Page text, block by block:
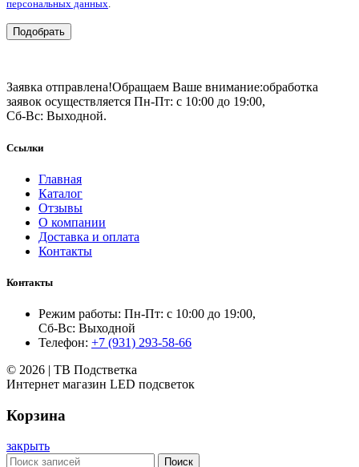
персональных данных.
Подобрать
Заявка отправлена!Обращаем Ваше внимание:обработка
заявок осуществляется Пн-Пт: с 10:00 до 19:00,
Сб-Вс: Выходной.
Ссылки
Главная
Каталог
Отзывы
О компании
Доставка и оплата
Контакты
Контакты
Режим работы: Пн-Пт: с 10:00 до 19:00,
Сб-Вс: Выходной
Телефон: +7 (931) 293-58-66
© 2026 | ТВ Подстветка
Интернет магазин LED подсветок
Корзина
закрыть
Поиск